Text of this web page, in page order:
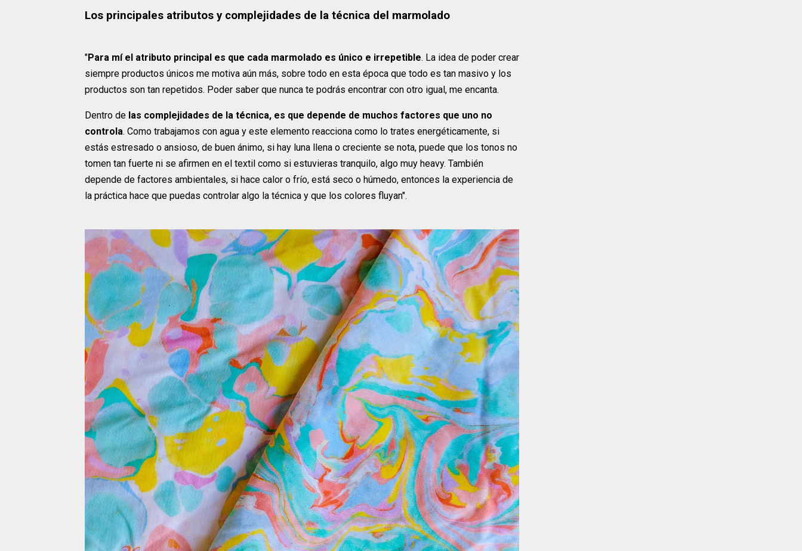
Los principales atributos y complejidades de la técnica del marmolado
"Para mí el atributo principal es que cada marmolado es único e irrepetible. La idea de poder crear
siempre productos únicos me motiva aún más, sobre todo en esta época que todo es tan masivo y los
productos son tan repetidos. Poder saber que nunca te podrás encontrar con otro igual, me encanta.
Dentro de las complejidades de la técnica, es que depende de muchos factores que uno no
controla. Como trabajamos con agua y este elemento reacciona como lo trates energéticamente, si
estás estresado o ansioso, de buen ánimo, si hay luna llena o creciente se nota, puede que los tonos no
tomen tan fuerte ni se afirmen en el textil como si estuvieras tranquilo, algo muy heavy. También
depende de factores ambientales, si hace calor o frío, está seco o húmedo, entonces la experiencia de
la práctica hace que puedas controlar algo la técnica y que los colores fluyan".